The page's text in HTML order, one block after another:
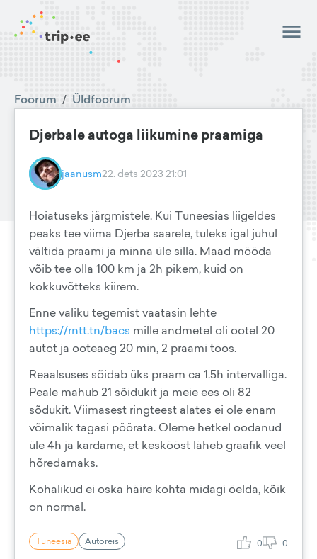
Foorum / Üldfoorum
Djerbale autoga liikumine praamiga
jaanusm22. dets 2023 21:01
Hoiatuseks järgmistele. Kui Tuneesias liigeldes
peaks tee viima Djerba saarele, tuleks igal juhul
vältida praami ja minna üle silla. Maad mööda
võib tee olla 100 km ja 2h pikem, kuid on
kokkuvõtteks kiirem.
Enne valiku tegemist vaatasin lehte
https://rntt.tn/bacs mille andmetel oli ootel 20
autot ja ooteaeg 20 min, 2 praami töös.
Reaalsuses sõidab üks praam ca 1.5h intervalliga.
Peale mahub 21 sõidukit ja meie ees oli 82
sõdukit. Viimasest ringteest alates ei ole enam
võimalik tagasi pöörata. Oleme hetkel oodanud
üle 4h ja kardame, et keskööst läheb graafik veel
hõredamaks.
Kohalikud ei oska häire kohta midagi öelda, kõik
on normal.
Tuneesia Autoreis 0 0